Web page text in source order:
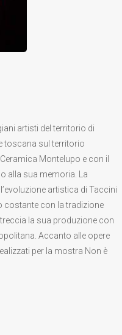
artisti del territorio di
toscana sul territorio
Montelupo e con il
alla sua memoria. La
artistica di Taccini
costante con la tradizione
la sua produzione con
Accanto alle opere
per la mostra Non è